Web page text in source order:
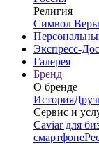
Религия
Символ Веры
Экспресс-
Галерея
Бренд
О бренде
История
Сервис и
Caviar для
смартфоне